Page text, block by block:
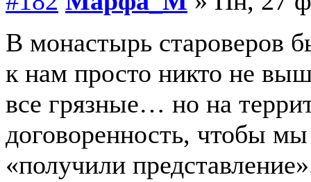
В монастырь староверов
к нам просто никто не
все грязные… но на
договоренность, чтобы
«получили